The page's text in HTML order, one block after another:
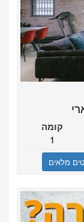
קומה
1
מלאים